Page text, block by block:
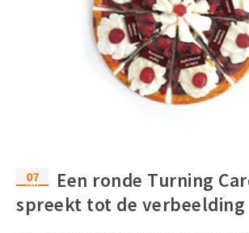
07
jan
Een ronde Turning
spreekt tot de verbeelding